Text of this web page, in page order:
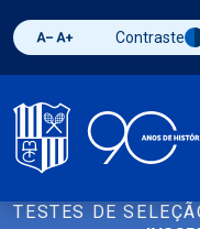
Diminuir fonte
Aumentar fonte
Alternar
Contraste
TESTES DE